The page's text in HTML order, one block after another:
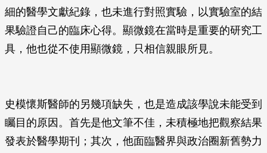
細的醫學文獻紀錄，也未進行對照實驗，以實驗室的結
果驗證自己的臨床心得。顯微鏡在當時是重要的研究工
具，他也從不使用顯微鏡，只相信親眼所見。
史模懷斯醫師的另幾項缺失，也是造成該學說未能受到
矚目的原因。首先是他文筆不佳，未積極地把觀察結果
發表於醫學期刊；其次，他面臨醫界與政治圈新舊勢力